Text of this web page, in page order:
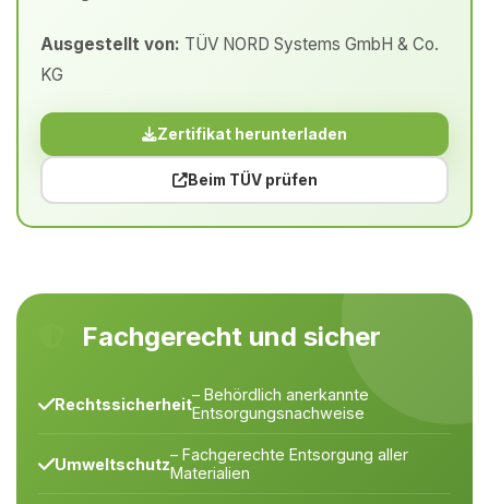
Ausgestellt von: TÜV NORD Systems GmbH & Co.
KG
Zertifikat herunterladen
Beim TÜV prüfen
Fachgerecht und sicher
Rechtssicherheit– Behördlich anerkannte
Entsorgungsnachweise
Umweltschutz– Fachgerechte Entsorgung aller
Materialien